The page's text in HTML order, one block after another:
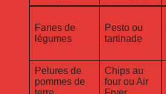
Fanes de
légumes
Pesto ou
tartinade
Pelures de
pommes de
Chips au
four ou Air